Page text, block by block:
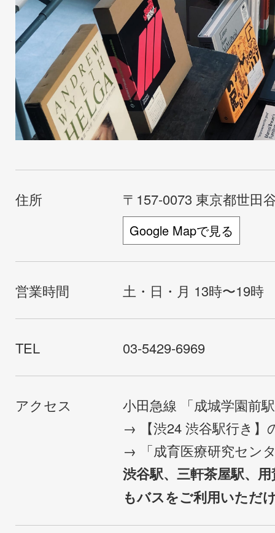
住所 〒157-0073 東京都世田
Google Mapで見る
営業時間 土・日・月 13時〜19時
TEL 03-5429-6969
アクセス
小田急線 「成城学園前
→ 【渋24 渋谷駅行き】
→ 「成育医療研究セン
渋谷駅、三軒茶屋駅、
もバスをご利用いただ